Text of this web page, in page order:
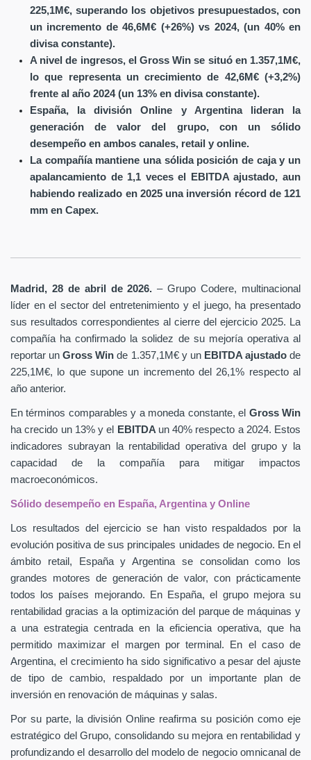
225,1M€, superando los objetivos presupuestados, con
un incremento de 46,6M€ (+26%) vs 2024, (un 40% en
divisa constante).
A nivel de ingresos, el Gross Win se situó en 1.357,1M€,
lo que representa un crecimiento de 42,6M€ (+3,2%)
frente al año 2024 (un 13% en divisa constante).
España, la división Online y Argentina lideran la
generación de valor del grupo, con un sólido
desempeño en ambos canales, retail y online.
La compañía mantiene una sólida posición de caja y un
apalancamiento de 1,1 veces el EBITDA ajustado, aun
habiendo realizado en 2025 una inversión récord de 121
mm en Capex.
Madrid, 28 de abril de 2026. – Grupo Codere, multinacional
líder en el sector del entretenimiento y el juego, ha presentado
sus resultados correspondientes al cierre del ejercicio 2025. La
compañía ha confirmado la solidez de su mejoría operativa al
reportar unGross Winde 1.357,1M€ y un EBITDA ajustadode
225,1M€, lo que supone un incremento del 26,1% respecto al
año anterior.
En términos comparables y a moneda constante, el Gross Win
ha crecido un 13% y el
EBITDA un 40% respecto a 2024. Estos
indicadores subrayan la rentabilidad operativa del grupo y la
capacidad de la compañía para mitigar impactos
macroeconómicos.
Sólido desempeño en España, Argentina y Online
Los resultados del ejercicio se han visto respaldados por la
evolución positiva de sus principales unidades de negocio. En el
ámbito retail, España y Argentina se consolidan como los
grandes motores de generación de valor, con prácticamente
todos los países mejorando. En España, el grupo mejora su
rentabilidad gracias a la optimización del parque de máquinas y
a una estrategia centrada en la eficiencia operativa, que ha
permitido maximizar el margen por terminal. En el caso de
Argentina, el crecimiento ha sido significativo a pesar del ajuste
de tipo de cambio, respaldado por un importante plan de
inversión en renovación de máquinas y salas.
Por su parte, la división Online reafirma su posición como eje
estratégico del Grupo, consolidando su mejora en rentabilidad y
profundizando el desarrollo del modelo de negocio omnicanal de